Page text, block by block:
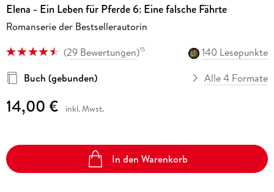
Elena - Ein Leben für Pferde 6: Eine falsche Fährte
Romanserie der Bestsellerautorin
(29 Bewertungen)15
140 Lesepunkte
Buch (gebunden)
Alle 4 Formate
14,00 € inkl. Mwst.
In den Warenkorb